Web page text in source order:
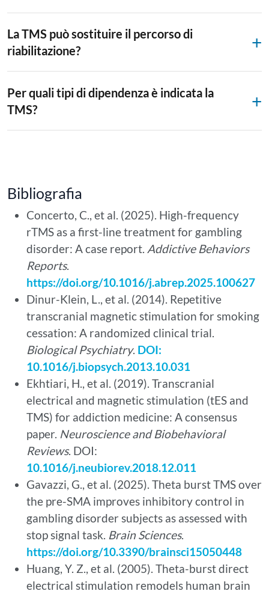
La TMS può sostituire il percorso di
riabilitazione?
Per quali tipi di dipendenza è indicata la
TMS?
Bibliografia
Concerto, C., et al. (2025). High-frequency
rTMS as a first-line treatment for gambling
disorder: A case report. Addictive Behaviors
Reports.
https://doi.org/10.1016/j.abrep.2025.100627
Dinur-Klein, L., et al. (2014). Repetitive
transcranial magnetic stimulation for smoking
cessation: A randomized clinical trial.
Biological Psychiatry. DOI:
10.1016/j.biopsych.2013.10.031
Ekhtiari, H., et al. (2019). Transcranial
electrical and magnetic stimulation (tES and
TMS) for addiction medicine: A consensus
paper. Neuroscience and Biobehavioral
Reviews. DOI:
10.1016/j.neubiorev.2018.12.011
Gavazzi, G., et al. (2025). Theta burst TMS over
the pre-SMA improves inhibitory control in
gambling disorder subjects as assessed with
stop signal task. Brain Sciences.
https://doi.org/10.3390/brainsci15050448
Huang, Y. Z., et al. (2005). Theta-burst direct
electrical stimulation remodels human brain